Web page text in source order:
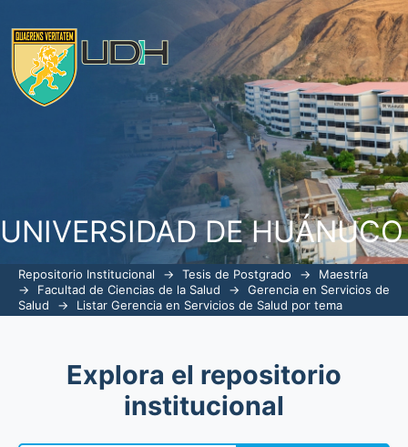
UNIVERSIDAD DE HUÁNUCO
ListarGerencia en Servicios de Salud
Repositorio Institucional → Tesis de Postgrado →
Maestría
→
Facultad de Ciencias de la Salud →
Gerencia en Servicios de
Salud
→ Listar Gerencia en Servicios de Salud por tema
Explora el repositorio
institucional